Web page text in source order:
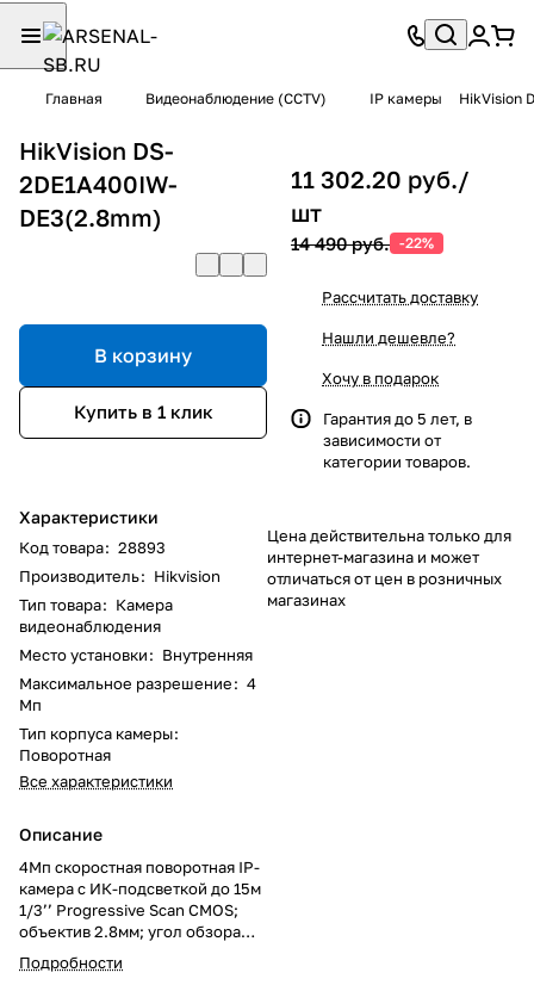
Главная Видеонаблюдение (CCTV) IP камеры HikVision
HikVision DS-
2DE1A400IW-
DE3(2.8mm)
В корзину
Купить в 1 клик
Характеристики
Код товара: 28893
Производитель: Hikvision
Тип товара: Камера
видеонаблюдения
Место установки: Внутренняя
Максимальное разрешение: 4
Мп
Тип корпуса камеры:
Поворотная
Все характеристики
Описание
4Мп скоростная поворотная IP-
камера c ИК-подсветкой до 15м
1/3’’ Progressive Scan CMOS;
объектив 2.8мм; угол обзора
объектива 103.8°; механический
ИК-фильтр; 0.005лк@F1.6;
Подробности
11 302.20 руб./
шт
14 490 руб. -22%
Рассчитать доставку
Нашли дешевле?
Хочу в подарок
Гарантия до 5 лет, в
зависимости от
категории товаров.
Цена действительна только для
интернет-магазина и может
отличаться от цен в розничных
магазинах